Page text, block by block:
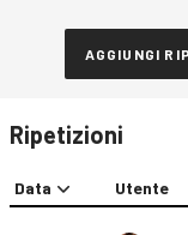
AGGIUNGI
Ripetizioni
Data Utente